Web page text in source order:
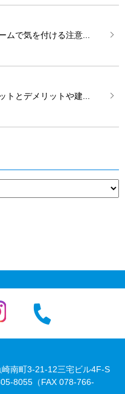
ムで気を付ける注意...
トとデメリットや建...
南町3-21-12三宅ビル4F-S
8055（FAX 078-766-